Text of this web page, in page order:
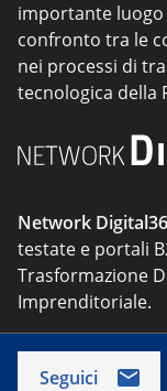
importante
confronto tra le
nei processi di
tecnologica della
Network
testate e portali
Trasformazione
Imprenditoriale.
Seguici